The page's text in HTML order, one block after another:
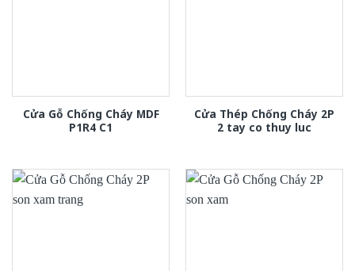
Cửa Gỗ Chống Cháy MDF
P1R4 C1
Cửa Thép Chống Cháy 2P
2 tay co thuy luc